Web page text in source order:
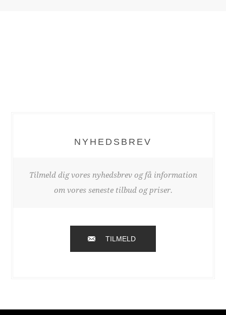
NYHEDSBREV
Tilmeld dig vores nyhedsbrev og få information
om vores seneste tilbud og priser.
TILMELD